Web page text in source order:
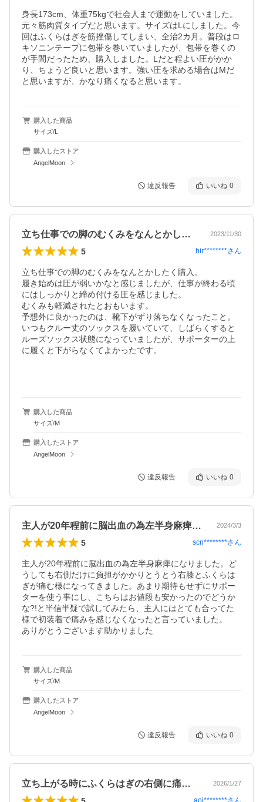
身長173cm、体重75kgで社会人まで運動をしていました。
元々筋肉質タイプだと思います。サイズはLにしました。今
回はふくらはぎを筋挫傷してしまい、全治2カ月。普段はロ
キソニンテープに包帯を巻いていましたが、包帯を巻くの
が手間だったため、購入しました。Lだと程よい圧がかか
り、ちょうど良いと思います。強い圧を求める場合はMだ
と思いますが、かなり痛くなると思います。
購入した商品
サイズ/L
購入したストア
AngelMoon
違反報告 いいね 0
立ち仕事での脚のむくみをなんとかしたく… 2023/11/30
5 hir********さん
立ち仕事での脚のむくみをなんとかしたく購入。
履き始めは圧が弱いかなと感じましたが、仕事が終わる頃
にはしっかりと締め付ける圧を感じました。
むくみも軽減されたとおもいます。
予想外に良かったのは、靴下がずり落ちなくなったこと。
いつもクルー丈のソックスを履いていて、しばらくすると
ルーズソックス状態になっていましたが、サポーターの上
に履くと下がらなくてよかったです。
購入した商品
サイズ/M
購入したストア
AngelMoon
違反報告 いいね 0
主人が20年程前に脳出血の為左半身麻痺… 2024/3/3
5 scn********さん
主人が20年程前に脳出血の為左半身麻痺になりました。ど
うしても右側だけに負担がかかりとうとう右膝とふくらは
ぎが痛む様になってきました。あまり期待もせずにサポー
ターを使う事にし、こちらはお値段も安かったのでどうか
な?!と半信半疑で試してみたら、主人にはとても合ってた
様で初装着で痛みを感じなくなったと言っていました。
ありがとうございます助かりました
購入した商品
サイズ/M
購入したストア
AngelMoon
違反報告 いいね 0
立ち上がる時にふくらはぎの右側に痛みが… 2026/1/27
aoi********さん